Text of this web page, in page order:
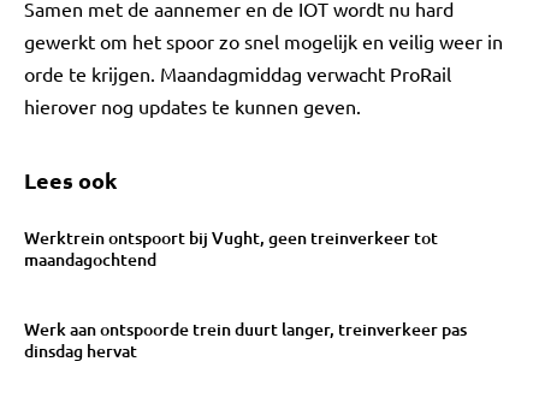
Samen met de aannemer en de IOT wordt nu hard
gewerkt om het spoor zo snel mogelijk en veilig weer in
orde te krijgen. Maandagmiddag verwacht ProRail
hierover nog updates te kunnen geven.
Lees ook
Werktrein ontspoort bij Vught, geen treinverkeer tot
maandagochtend
Werk aan ontspoorde trein duurt langer, treinverkeer pas
dinsdag hervat